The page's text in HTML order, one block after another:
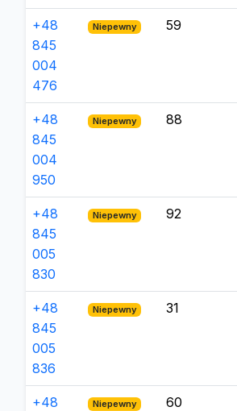
+48
845
004
476
Niepewny 59
+48
845
004
950
Niepewny 88
+48
845
005
830
Niepewny 92
+48
845
005
836
Niepewny 31
+48
Niepewny 60